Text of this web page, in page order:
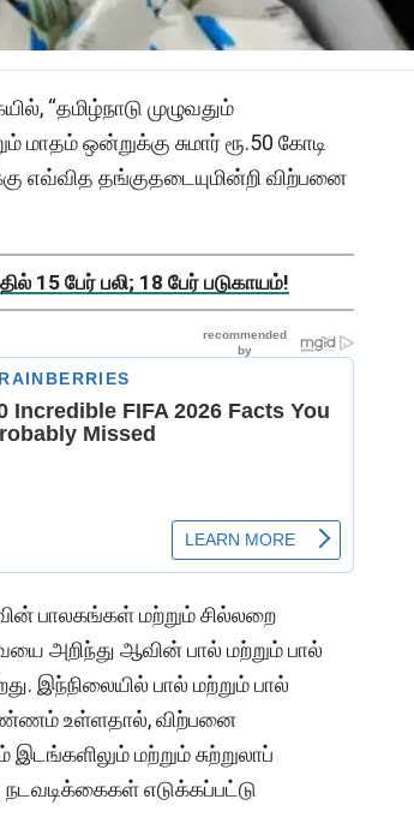
“தமிழ்நாடு முழுவதும்
மாதம் ஒன்றுக்கு சுமார் ரூ.50 கோடி
எவ்வித தங்குதடையுமின்றி விற்பனை
15 பேர் பலி; 18 பேர் படுகாயம்!
பாலகங்கள் மற்றும் சில்லறை
அறிந்து ஆவின் பால் மற்றும் பால்
இந்நிலையில் பால் மற்றும் பால்
உள்ளதால், விற்பனை
மற்றும் சுற்றுலாப்
எடுக்கப்பட்டு